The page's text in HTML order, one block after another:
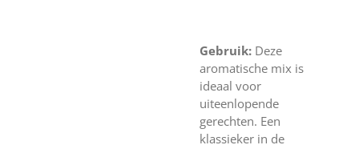
Gebruik: Deze
aromatische mix is
ideaal voor
uiteenlopende
gerechten. Een
klassieker in de